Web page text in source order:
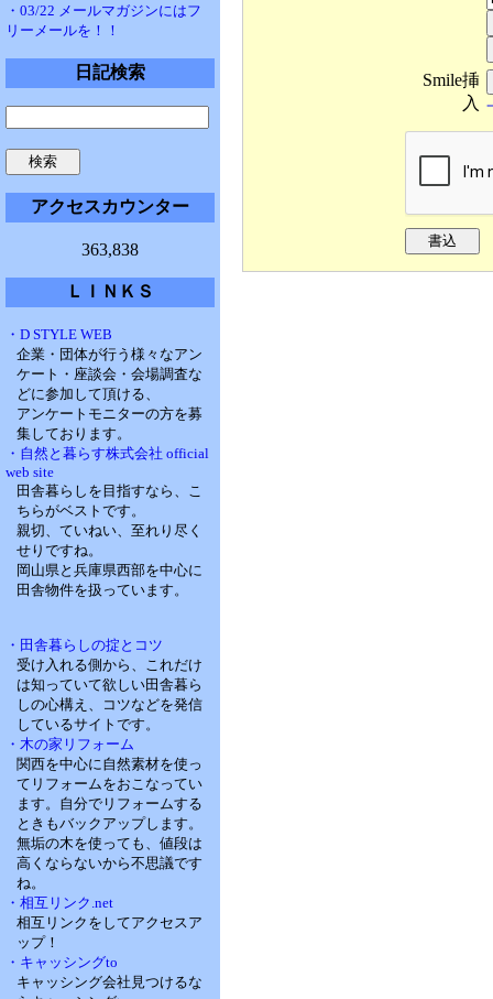
・03/22 メールマガジンにはフ
リーメールを！！
日記検索
アクセスカウンター
363,838
ＬＩＮＫＳ
・D STYLE WEB
企業・団体が行う様々なアン
ケート・座談会・会場調査な
どに参加して頂ける、
アンケートモニターの方を募
集しております。
・自然と暮らす株式会社 official
web site
田舎暮らしを目指すなら、こ
ちらがベストです。
親切、ていねい、至れり尽く
せりですね。
岡山県と兵庫県西部を中心に
田舎物件を扱っています。
・田舎暮らしの掟とコツ
受け入れる側から、これだけ
は知っていて欲しい田舎暮ら
しの心構え、コツなどを発信
しているサイトです。
・木の家リフォーム
関西を中心に自然素材を使っ
てリフォームをおこなってい
ます。自分でリフォームする
ときもバックアップします。
無垢の木を使っても、値段は
高くならないから不思議です
ね。
・相互リンク.net
相互リンクをしてアクセスア
ップ！
・キャッシングto
キャッシング会社見つけるな
Smile挿
入